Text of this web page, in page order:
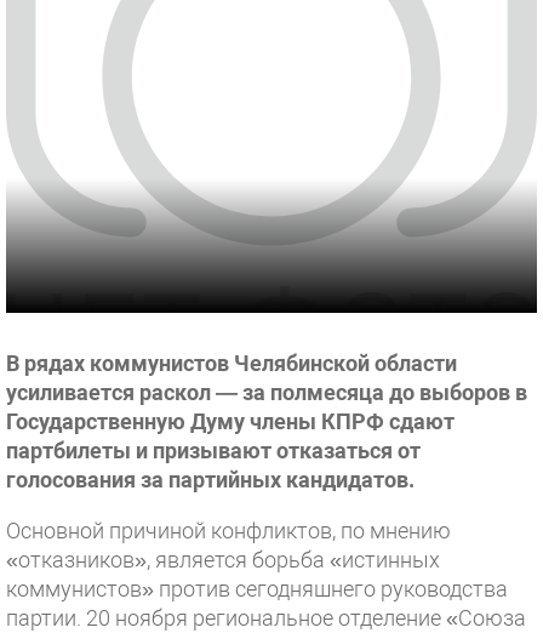
В рядах коммунистов Челябинской области
усиливается раскол — за полмесяца до выборов в
Государственную Думу члены КПРФ сдают
партбилеты и призывают отказаться от
голосования за партийных кандидатов.
Основной причиной конфликтов, по мнению
«отказников», является борьба «истинных
коммунистов» против сегодняшнего руководства
партии. 20 ноября региональное отделение «Союза